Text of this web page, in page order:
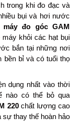
trong khi đo đạc và
bụi và hơi nước
máy đo góc GAM
khỏi các hạt bụi
bắn tại những nơi
bền bỉ và có tuổi thọ
dụng nhất vào thời
nào có thể bỏ qua
220chất lượng cao
sự thay thế hoàn hảo